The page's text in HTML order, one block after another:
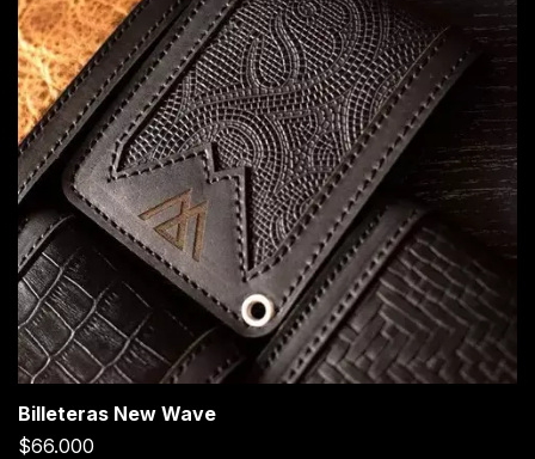
Billeteras New Wave
$66.000